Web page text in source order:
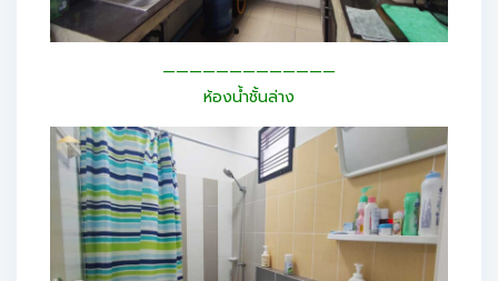
—————————————
ห้องน้ำชั้นล่าง